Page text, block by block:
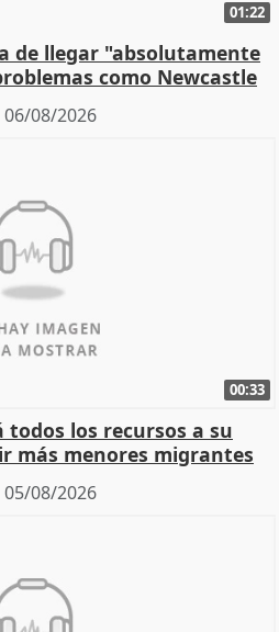
01:22
de llegar "absolutamente
como Newcastle
06/08/2026
00:33
los recursos a su
más menores migrantes
05/08/2026